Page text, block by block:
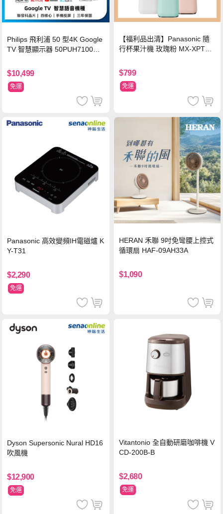
Philips 飛利浦 50 型4K Google
TV 智慧顯示器 50PUH7100
$10,499
免運
【福利品出清】Panasonic 隨
行杯果汁機 玫瑰粉 MX-XPT10
$799
免運
Panasonic 高效變頻IH電磁爐 K
Y-T31
$2,290
免運
HERAN 禾聯 9吋免彎腰上控式
循環扇 HAF-09AH33A
$1,090
Dyson Supersonic Nural HD16
吹風機
$12,900
免運
Vitantonio 全自動研磨咖啡機 V
CD-200B-B
$2,680
免運